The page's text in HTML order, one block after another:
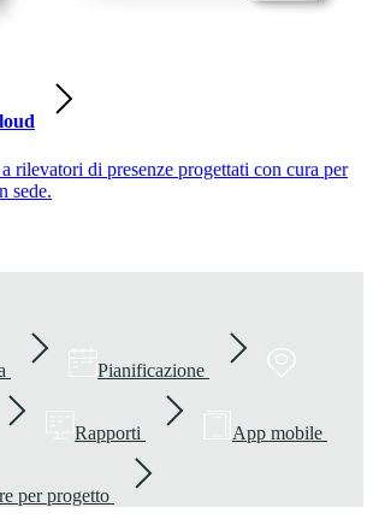
rilevatori di presenze progettati con cura per
sede.
Pianificazione
Rapporti App mobile
per progetto